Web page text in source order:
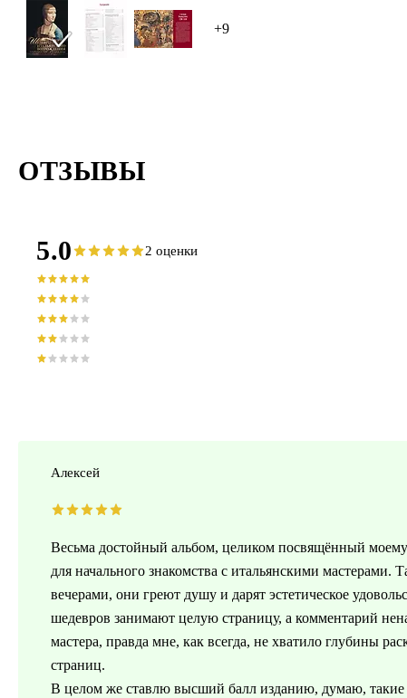
+9
ОТЗЫВЫ
5.0 2 оценки
Алексей
Весьма достойный альбом, целиком посвящённый
для начального знакомства с итальянскими
вечерами, они греют душу и дарят эстетическое
шедевров занимают целую страницу, а комментарий
мастера, правда мне, как всегда, не хватило глубины
страниц.
В целом же ставлю высший балл изданию, думаю,